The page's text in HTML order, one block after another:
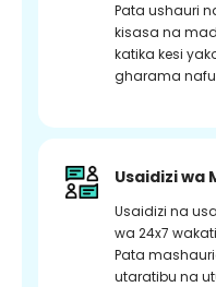
Pata ushauri
kisasa na
katika kesi
gharama
Usaidizi wa
Usaidizi na
wa 24x7
Pata
utaratibu na